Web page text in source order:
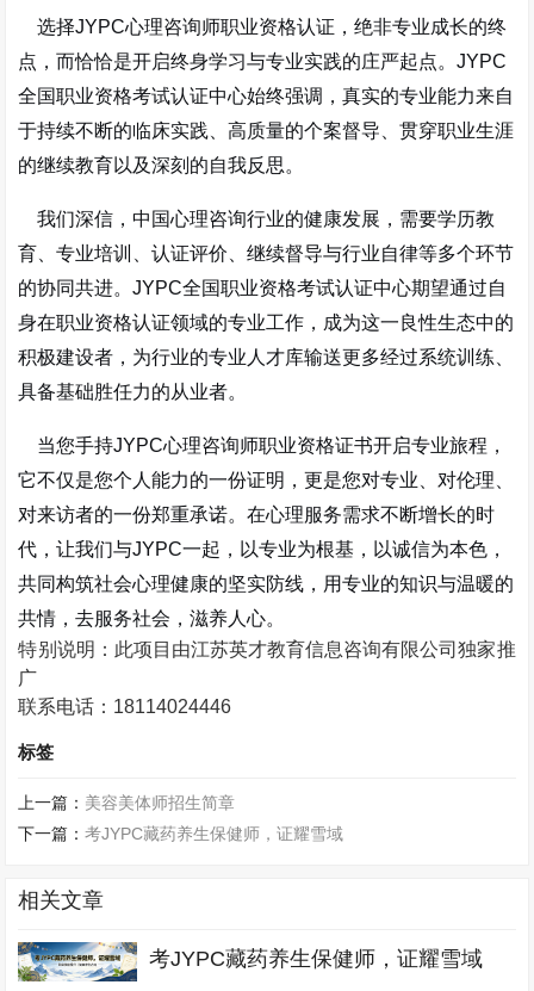
选择JYPC心理咨询师职业资格认证，绝非专业成长的终
点，而恰恰是开启终身学习与专业实践的庄严起点。JYPC
全国职业资格考试认证中心始终强调，真实的专业能力来自
于持续不断的临床实践、高质量的个案督导、贯穿职业生涯
的继续教育以及深刻的自我反思。
我们深信，中国心理咨询行业的健康发展，需要学历教
育、专业培训、认证评价、继续督导与行业自律等多个环节
的协同共进。JYPC全国职业资格考试认证中心期望通过自
身在职业资格认证领域的专业工作，成为这一良性生态中的
积极建设者，为行业的专业人才库输送更多经过系统训练、
具备基础胜任力的从业者。
当您手持JYPC心理咨询师职业资格证书开启专业旅程，
它不仅是您个人能力的一份证明，更是您对专业、对伦理、
对来访者的一份郑重承诺。在心理服务需求不断增长的时
代，让我们与JYPC一起，以专业为根基，以诚信为本色，
共同构筑社会心理健康的坚实防线，用专业的知识与温暖的
共情，去服务社会，滋养人心。
特别说明：此项目由江苏英才教育信息咨询有限公司独家推
广
联系电话： 18114024446
标签
上一篇： 美容美体师招生简章
下一篇：考JYPC藏药养生保健师，证耀雪域
相关文章
考JYPC藏药养生保健师，证耀雪域